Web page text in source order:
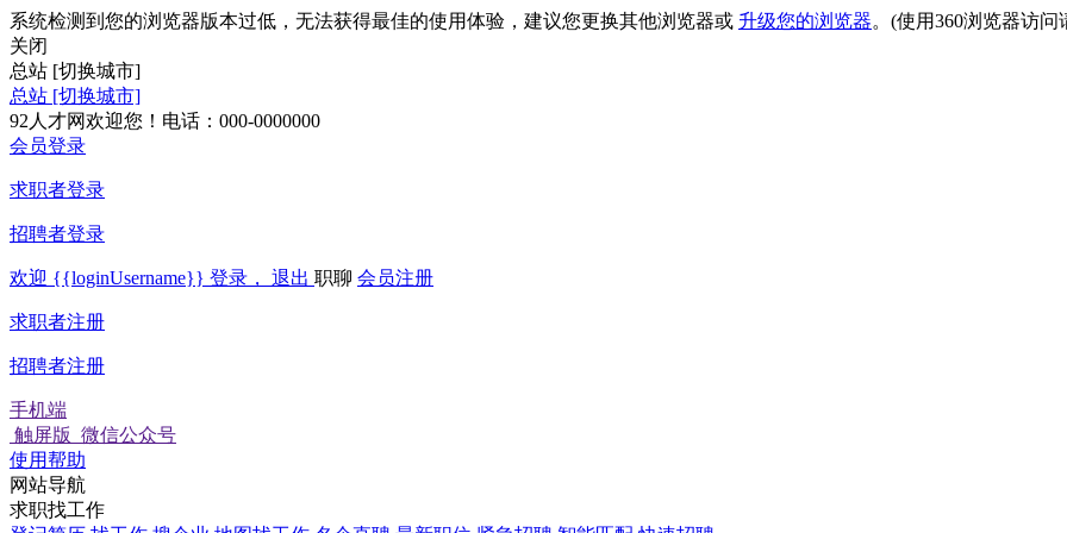
系统检测到您的浏览器版本过低，无法获得最佳的使用体验，建议您更换其他浏览器或 升级您的浏览器。(使用360浏览器访
关闭
总站 [切换城市]
总站 [切换城市]
92人才网欢迎您！电话：000-0000000
会员登录
求职者登录
招聘者登录
欢迎 {{loginUsername}} 登录， 退出 职聊 会员注册
求职者注册
招聘者注册
手机端
触屏版 微信公众号
使用帮助
网站导航
求职找工作